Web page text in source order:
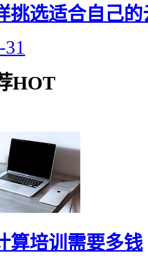
挑选适合自己
HOT
算培训需要多钱